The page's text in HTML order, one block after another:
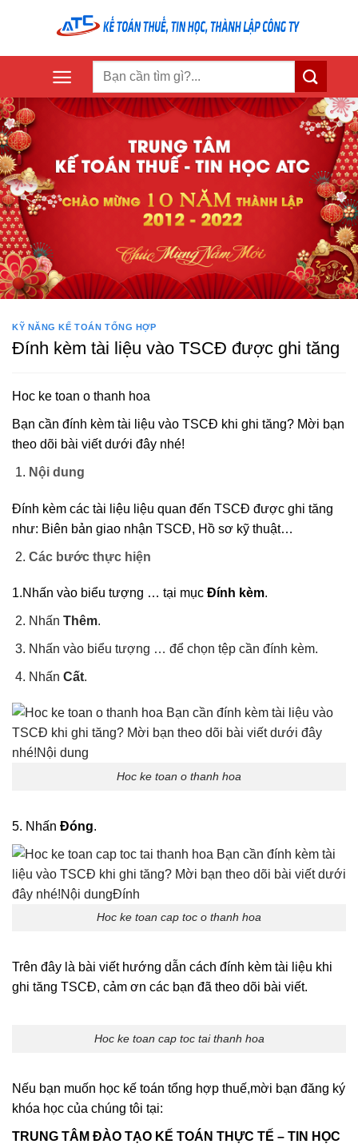
KỸ NĂNG KẾ TOÁN TỔNG HỢP
Đính kèm tài liệu vào TSCĐ được ghi tăng
Hoc ke toan o thanh hoa
Bạn cần đính kèm tài liệu vào TSCĐ khi ghi tăng? Mời bạn
theo dõi bài viết dưới đây nhé!
Nội dung
Đính kèm các tài liệu liệu quan đến TSCĐ được ghi tăng
như: Biên bản giao nhận TSCĐ, Hồ sơ kỹ thuật…
Các bước thực hiện
1.Nhấn vào biểu tượng … tại mục Đính kèm.
Nhấn Thêm.
Nhấn vào biểu tượng … để chọn tệp cần đính kèm.
Nhấn Cất.
Hoc ke toan o thanh hoa
5. Nhấn Đóng.
Hoc ke toan cap toc o thanh hoa
Trên đây là bài viết hướng dẫn cách đính kèm tài liệu khi
ghi tăng TSCĐ, cảm ơn các bạn đã theo dõi bài viết.
Hoc ke toan cap toc tai thanh hoa
Nếu bạn muốn học kế toán tổng hợp thuế,mời bạn đăng ký
khóa học của chúng tôi tại:
TRUNG TÂM ĐÀO TẠO KẾ TOÁN THỰC TẾ – TIN HỌC